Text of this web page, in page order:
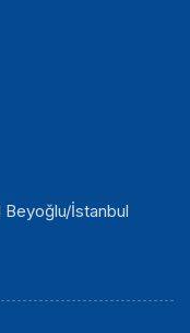
Beyoğlu/İstanbul